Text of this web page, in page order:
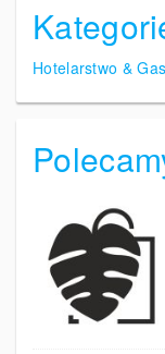
p
i
s
a
c
Hotelarstwo &